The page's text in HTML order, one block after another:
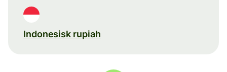
Indonesisk rupiah